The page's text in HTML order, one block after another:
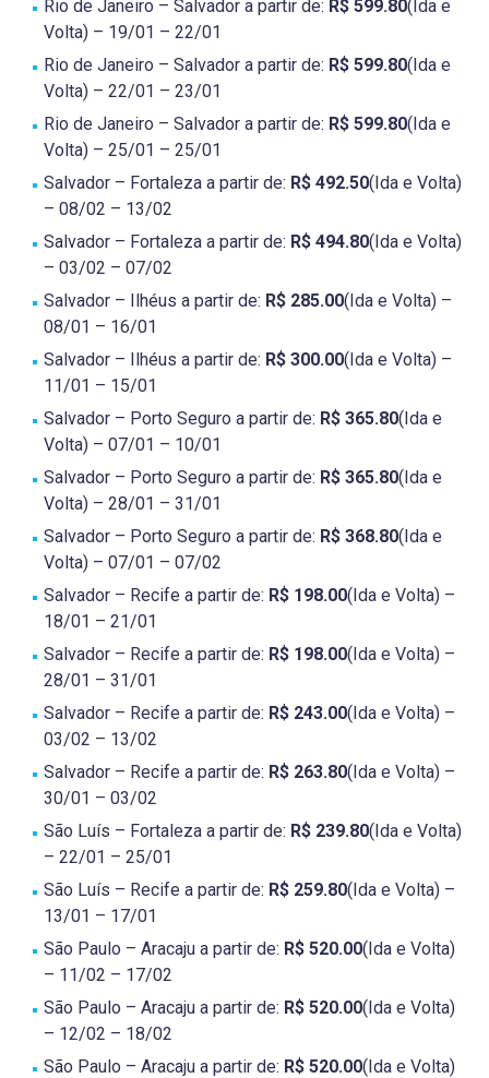
Rio de Janeiro – Salvador a partir de: R$ 599.80(Ida e
Volta) – 19/01 – 22/01
Rio de Janeiro – Salvador a partir de: R$ 599.80(Ida e
Volta) – 22/01 – 23/01
Rio de Janeiro – Salvador a partir de: R$ 599.80(Ida e
Volta) – 25/01 – 25/01
Salvador – Fortaleza a partir de: R$ 492.50(Ida e Volta)
– 08/02 – 13/02
Salvador – Fortaleza a partir de: R$ 494.80(Ida e Volta)
– 03/02 – 07/02
Salvador – Ilhéus a partir de: R$ 285.00(Ida e Volta) –
08/01 – 16/01
Salvador – Ilhéus a partir de: R$ 300.00(Ida e Volta) –
11/01 – 15/01
Salvador – Porto Seguro a partir de: R$ 365.80(Ida e
Volta) – 07/01 – 10/01
Salvador – Porto Seguro a partir de: R$ 365.80(Ida e
Volta) – 28/01 – 31/01
Salvador – Porto Seguro a partir de: R$ 368.80(Ida e
Volta) – 07/01 – 07/02
Salvador – Recife a partir de: R$ 198.00(Ida e Volta) –
18/01 – 21/01
Salvador – Recife a partir de: R$ 198.00(Ida e Volta) –
28/01 – 31/01
Salvador – Recife a partir de: R$ 243.00(Ida e Volta) –
03/02 – 13/02
Salvador – Recife a partir de: R$ 263.80(Ida e Volta) –
30/01 – 03/02
São Luís – Fortaleza a partir de: R$ 239.80(Ida e Volta)
– 22/01 – 25/01
São Luís – Recife a partir de: R$ 259.80(Ida e Volta) –
13/01 – 17/01
São Paulo – Aracaju a partir de: R$ 520.00(Ida e Volta)
– 11/02 – 17/02
São Paulo – Aracaju a partir de: R$ 520.00(Ida e Volta)
– 12/02 – 18/02
São Paulo – Aracaju a partir de: R$ 520.00(Ida e Volta)